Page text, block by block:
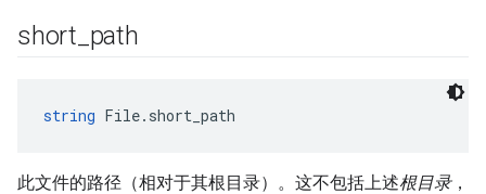
short path
string File.short_path
此文件的路径（相对于其根目录）。这不包括上述根目录，